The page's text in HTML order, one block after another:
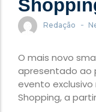
Redação -
O mais novo
apresentado ao
evento exclusivo
Shopping, a